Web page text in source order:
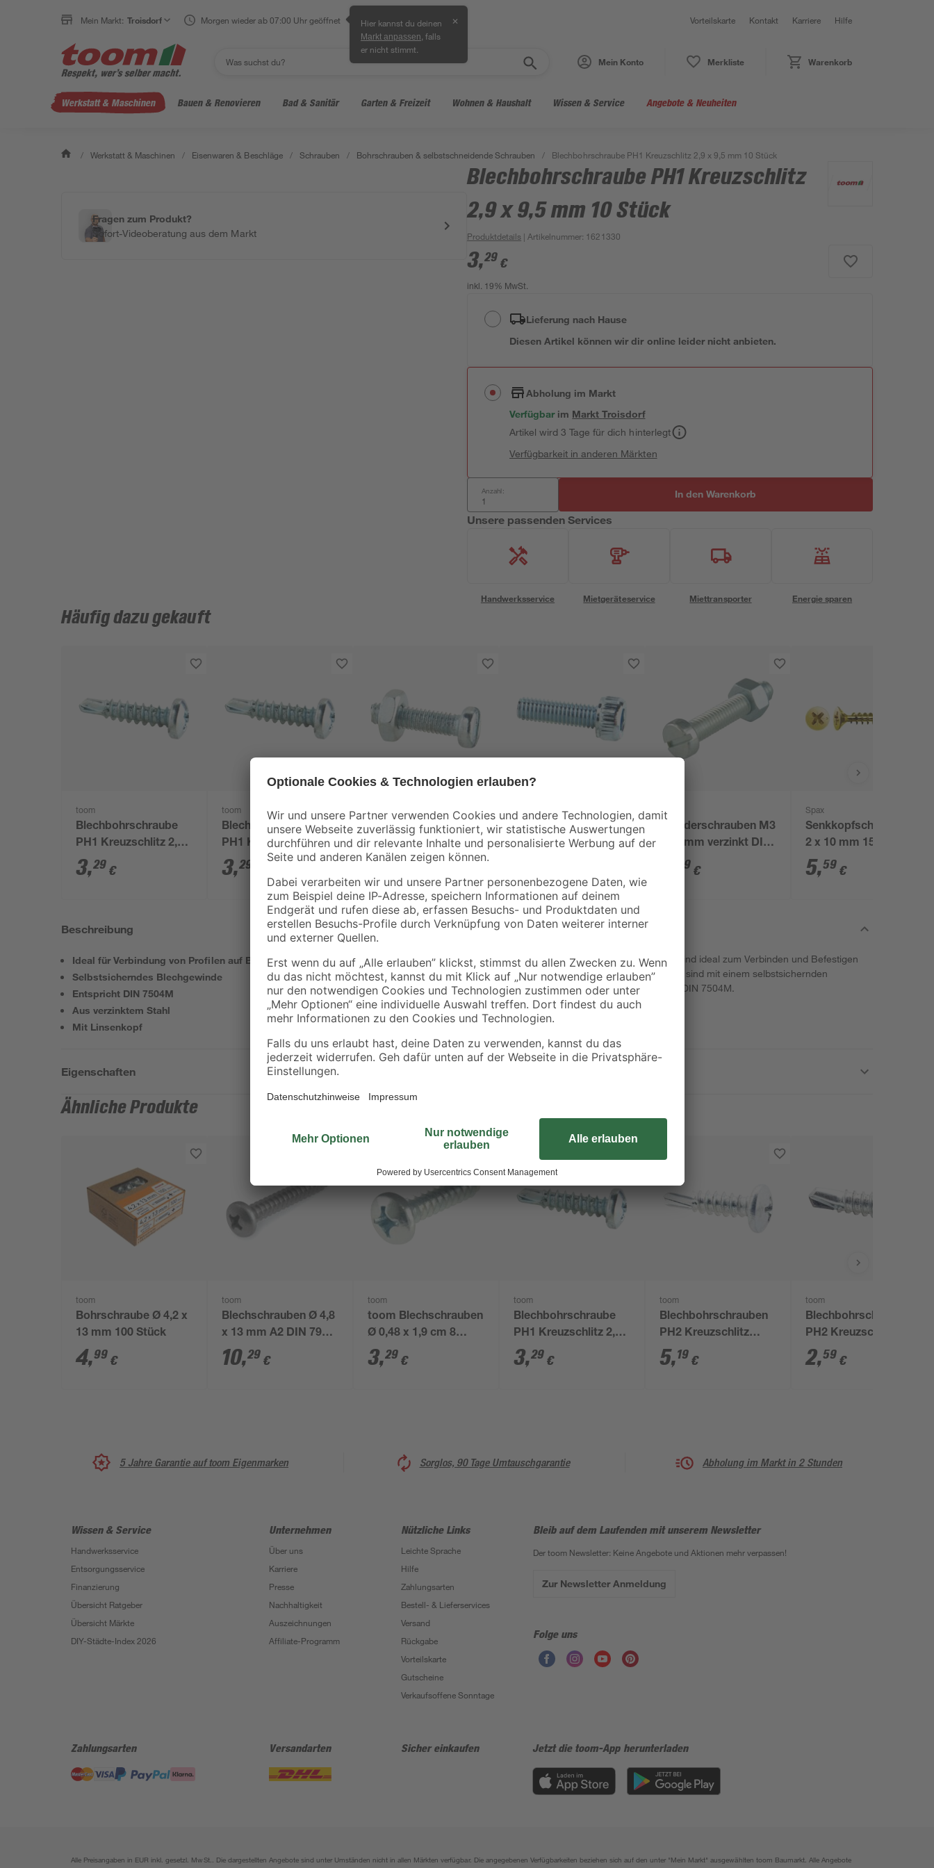
Mein Markt: Troisdorf Morgen wieder ab 07:00 Uhr geöffnet Hier kannst du deinen
Markt anpassen , falls
er nicht stimmt.
✕ Vorteilskarte Kontakt Karriere Hilfe
Mein Konto Merkliste Warenkorb
Werkstatt & Maschinen Bauen & Renovieren Bad & Sanitär Garten & Freizeit Wohnen & Haushalt Wissen & Service Angebote & Neuheiten
/ Werkstatt & Maschinen / Eisenwaren & Beschläge / Schrauben / Bohrschrauben & selbstschneidende Schrauben / Blechbohrschraube PH1 Kreuzschlitz 2,9 x 9,5 mm 10 Stück
Fragen zum Produkt?
Sofort-Videoberatung aus dem Markt
Blechbohrschraube PH1 Kreuzschlitz
2,9 x 9,5 mm 10 Stück
Produktdetails | Artikelnummer: 1621330
3,29 €
inkl. 19% MwSt.
Lieferung nach Hause
Diesen Artikel können wir dir online leider nicht anbieten.
Abholung im Markt
Verfügbar im MarktTroisdorf
Artikel wird 3 Tage für dich hinterlegt
Verfügbarkeit in anderen Märkten
Anzahl: In den Warenkorb
Unsere passenden Services
Handwerksservice Mietgeräteservice Miettransporter Energie sparen
Häufig dazu gekauft
toom
Blechbohrschraube
PH1 Kreuzschlitz 2,9
x 13 mm 10 Stück
3,29 €
toom
Blechbohrschraube
PH1 Kreuzschlitz 2,9
x 6,5 mm 10 Stück
3,29
toom
Zylinderschrauben SD
Schlitz Stahl M3 x 5
mm 20 Stück
3,29
toom
Zylinderkopfschrauben
ISK2,5 Stahl M3 x 10
Zylinderschrauben M3
x 10 mm verzinkt DIN
84 18 Stück
99 €
Spax
Senkkopfschraube Ø
2 x 10 mm 150 Stück
5,59 €
Beschreibung
Ideal für Verbindung von Profilen auf Blech
Selbstsicherndes Blechgewinde
Entspricht DIN 7504M
Aus verzinktem Stahl
Mit Linsenkopf
Die Blechbohrschrauben aus verzinktem Stahl sind ideal zum Verbinden und Befestigen
von Profilen auf Blech. Die Schrauben von toom sind mit einem selbstsichernden
Blechgewinde angefertigt. Sie entsprechen der DIN 7504M.
Eigenschaften
Ähnliche Produkte
toom
Bohrschraube Ø 4,2 x
13 mm 100 Stück
4,99 €
toom
Blechschrauben Ø 4,8
x 13 mm A2 DIN 7981
50 Stück
10,29 €
toom
toom Blechschrauben
Ø 0,48 x 1,9 cm 8
Stück
3,29 €
toom
Blechbohrschraube
PH1 Kreuzschlitz 2,9
x 13 mm 10 Stück
3,29 €
toom
Blechbohrschrauben
PH2 Kreuzschlitz
Stahl verzinkt 4,8 x 19
mm 25 Stück
5,19 €
toom
Blechbohrschraube
PH2 Kreuzschlitz
Stahl 4,2 x 16 mm 6
Stück
2,59 €
5 Jahre Garantie auf toom Eigenmarken Sorglos, 90 Tage Umtauschgarantie Abholung im Markt in 2 Stunden
Wissen & Service
Handwerksservice
Entsorgungsservice
Finanzierung
Übersicht Ratgeber
Übersicht Märkte
DIY-Städte-Index 2026
Unternehmen
Über uns
Karriere
Presse
Nachhaltigkeit
Auszeichnungen
Affiliate-Programm
Nützliche Links
Leichte Sprache
Hilfe
Zahlungsarten
Bestell- & Lieferservices
Versand
Rückgabe
Vorteilskarte
Gutscheine
Verkaufsoffene Sonntage
Bleib auf dem Laufenden mit unserem Newsletter
Der toom Newsletter: Keine Angebote und Aktionen mehr verpassen!
Zur Newsletter Anmeldung
Folge uns
Zahlungsarten Versandarten Sicher einkaufen Jetzt die toom-App herunterladen
Alle Preisangaben in EUR inkl. gesetzl. MwSt.. Die dargestellten Angebote sind unter Umständen nicht in allen Märkten verfügbar. Die angegebenen Verfügbarkeiten beziehen sich auf den unter "Mein Markt" ausgewählten toom Baumarkt. Alle Angebote